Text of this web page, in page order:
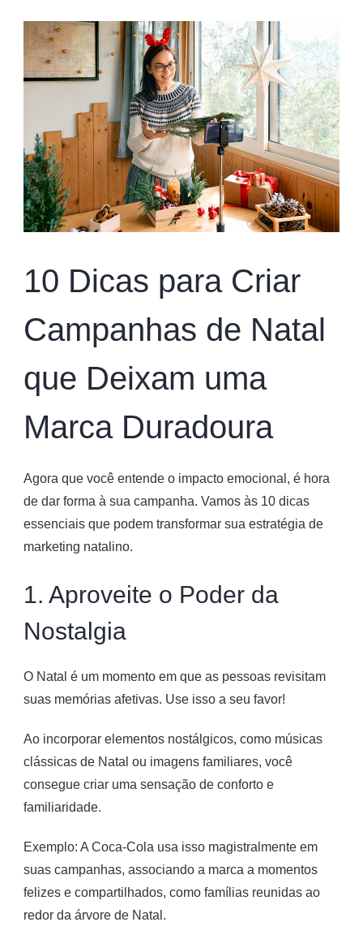
10 Dicas para Criar
Campanhas de Natal
que Deixam uma
Marca Duradoura
Agora que você entende o impacto emocional, é hora
de dar forma à sua campanha. Vamos às 10 dicas
essenciais que podem transformar sua estratégia de
marketing natalino.
1. Aproveite o Poder da
Nostalgia
O Natal é um momento em que as pessoas revisitam
suas memórias afetivas. Use isso a seu favor!
Ao incorporar elementos nostálgicos, como músicas
clássicas de Natal ou imagens familiares, você
consegue criar uma sensação de conforto e
familiaridade.
Exemplo: A Coca-Cola usa isso magistralmente em
suas campanhas, associando a marca a momentos
felizes e compartilhados, como famílias reunidas ao
redor da árvore de Natal.